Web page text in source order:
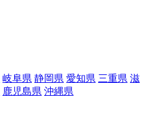
岐阜県 静岡県 愛知県 三重県 滋
鹿児島県 沖縄県